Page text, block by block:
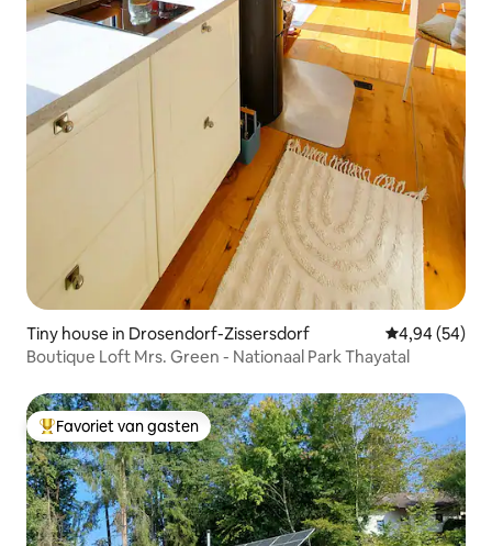
Tiny house in Drosendorf-Zissersdorf Gemiddelde
4,94 (54)
Boutique Loft Mrs. Green - Nationaal Park Thayatal
Topfavoriet van gasten
Favoriet van gasten